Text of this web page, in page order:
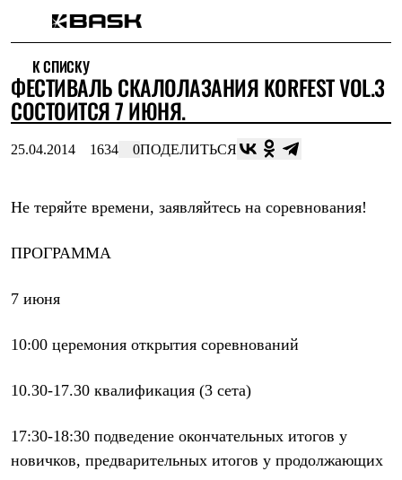
Интернет-магазин
Мужская одежда
Утепленная пухом
Куртки
Жилеты
Куртки
Куртки
Куртки
Флисовая одежда
Жилеты
Среднее термобелье
Легкое термобелье
К СПИСКУ
ФЕСТИВАЛЬ СКАЛОЛАЗАНИЯ KORFEST VOL.3
СОСТОИТСЯ 7 ИЮНЯ.
25.04.2014 1634 0ПОДЕЛИТЬСЯ
Не теряйте времени, заявляйтесь на соревнования!
ПРОГРАММА
7 июня
10:00 церемония открытия соревнований
10.30-17.30 квалификация (3 сета)
17:30-18:30 подведение окончательных итогов у
новичков, предварительных итогов у продолжающих